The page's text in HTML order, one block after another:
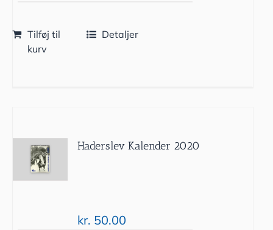
Tilføj til
kurv
Detaljer
Haderslev Kalender 2020
kr. 50.00